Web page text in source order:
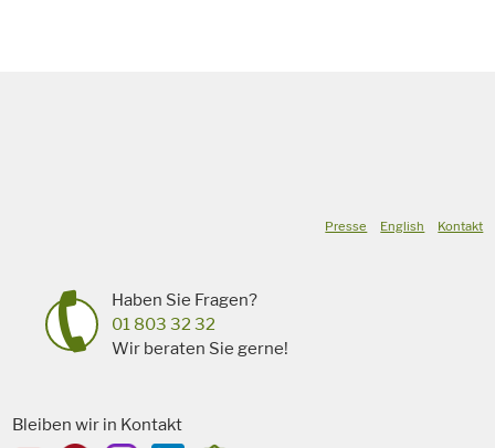
Presse English Kontakt
Haben Sie Fragen?
01 803 32 32
Wir beraten Sie gerne!
Bleiben wir in Kontakt